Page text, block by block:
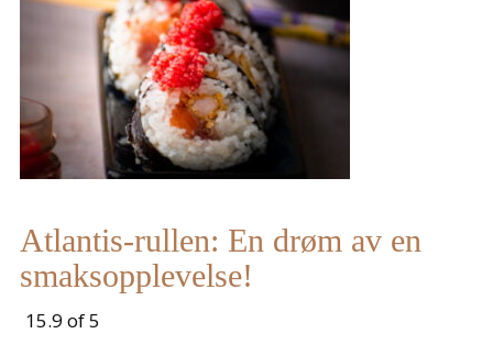
Atlantis-rullen: En drøm av en
smaksopplevelse!
15.9 of 5